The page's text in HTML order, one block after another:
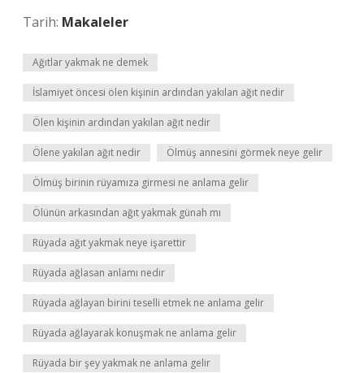
Tarih: Makaleler
Ağıtlar yakmak ne demek
İslamiyet öncesi ölen kişinin ardından yakılan ağıt nedir
Ölen kişinin ardından yakılan ağıt nedir
Ölene yakılan ağıt nedir Ölmüş annesini görmek neye gelir
Ölmüş birinin rüyamıza girmesi ne anlama gelir
Ölünün arkasından ağıt yakmak günah mı
Rüyada ağıt yakmak neye işarettir
Rüyada ağlasan anlamı nedir
Rüyada ağlayan birini teselli etmek ne anlama gelir
Rüyada ağlayarak konuşmak ne anlama gelir
Rüyada bir şey yakmak ne anlama gelir